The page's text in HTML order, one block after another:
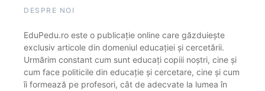
DESPRE NOI
EduPedu.ro este o publicație online care găzduiește
exclusiv articole din domeniul educației și cercetării.
Urmărim constant cum sunt educați copiii noștri, cine și
cum face politicile din educație și cercetare, cine și cum
îi formează pe profesori, cât de adecvate la lumea în